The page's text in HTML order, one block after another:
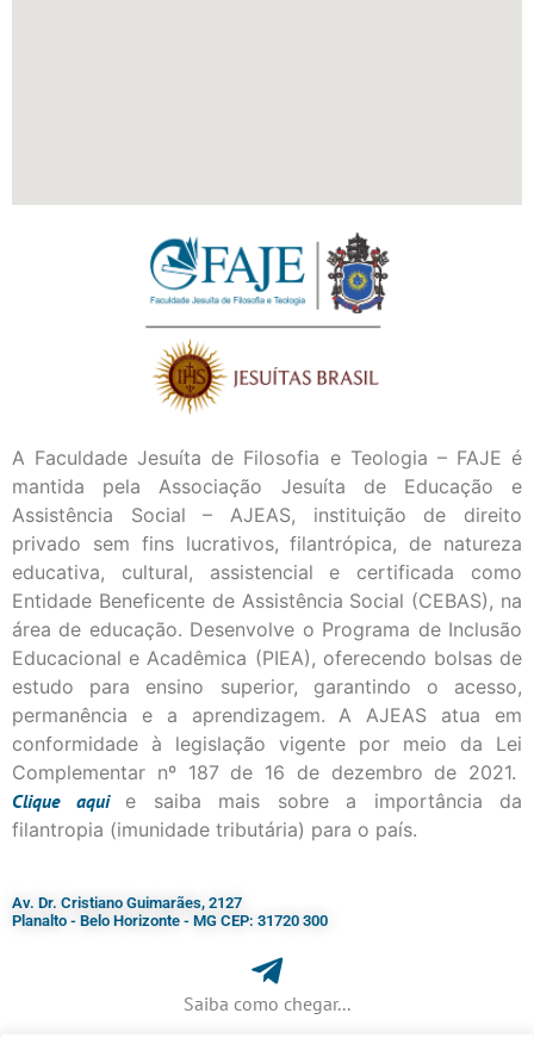
A Faculdade Jesuíta de Filosofia e Teologia – FAJE é
mantida pela Associação Jesuíta de Educação e
Assistência Social – AJEAS, instituição de direito
privado sem fins lucrativos, filantrópica, de natureza
educativa, cultural, assistencial e certificada como
Entidade Beneficente de Assistência Social (CEBAS), na
área de educação. Desenvolve o Programa de Inclusão
Educacional e Acadêmica (PIEA), oferecendo bolsas de
estudo para ensino superior, garantindo o acesso,
permanência e a aprendizagem. A AJEAS atua em
conformidade à legislação vigente por meio da Lei
Complementar nº 187 de 16 de dezembro de 2021.
Cliqueaqui
e saiba mais sobre a importância da
filantropia (imunidade tributária) para o país.
Av. Dr. Cristiano Guimarães, 2127
Planalto - Belo Horizonte - MG CEP: 31720 300
Saiba como chegar...